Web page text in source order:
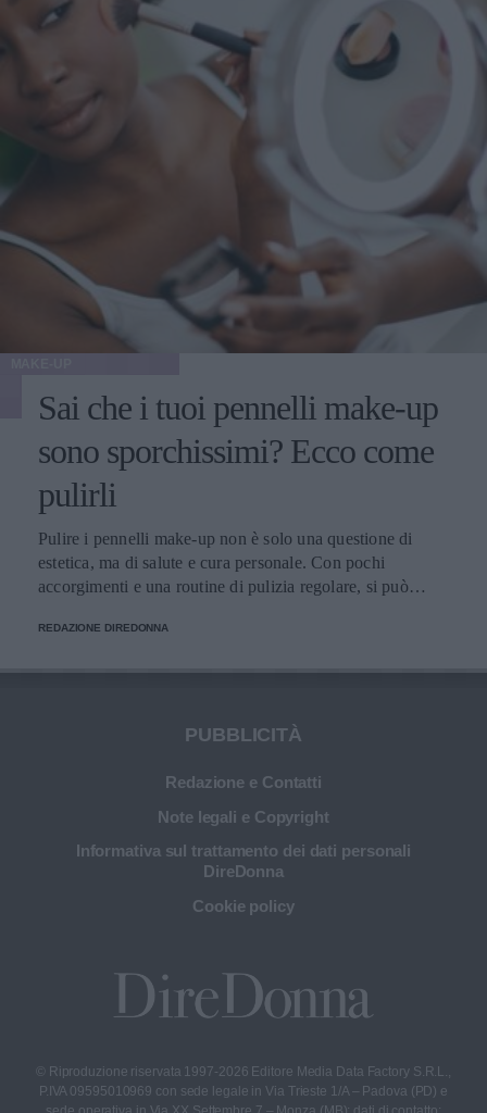
Sai che i tuoi pennelli make-up
sono sporchissimi? Ecco come
pulirli
Pulire i pennelli make-up non è solo una questione di
estetica, ma di salute e cura personale. Con pochi
accorgimenti e una routine di pulizia regolare, si può
più sana e prolungare la vita dei preziosi strumenti di
REDAZIONE DIREDONNA
PUBBLICITÀ
Redazione e Contatti
Note legali e Copyright
Informativa sul trattamento dei dati personali
DireDonna
Cookie policy
© Riproduzione riservata 1997-2026 Editore Media Data Factory S.R.L.,
P.IVA 09595010969 con sede legale in Via Trieste 1/A – Padova (PD) e